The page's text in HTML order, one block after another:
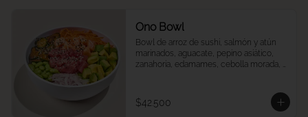
Ono Bowl
Bowl de arroz de sushi, salmón y atún
marinados, aguacate, pepino asiático,
zanahoria, edamames, cebolla morada,
$42.500